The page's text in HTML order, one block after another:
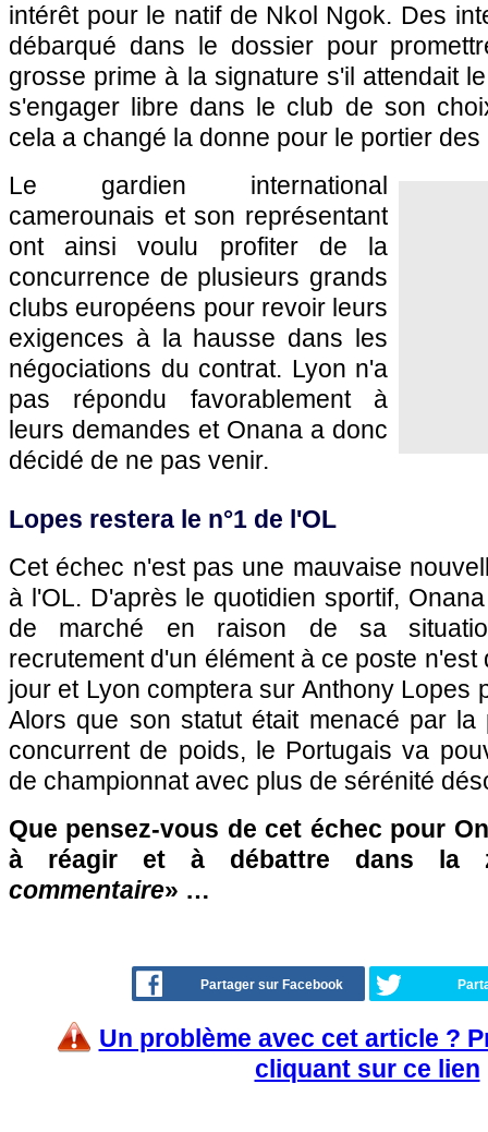
intérêt pour le natif de Nkol Ngok. Des
débarqué dans le dossier pour
grosse prime à la signature s'il attendait
s'engager libre dans le club de son
cela a changé la donne pour le portier
Le gardien international
camerounais et son représentant
ont ainsi voulu profiter de la
concurrence de plusieurs grands
clubs européens pour revoir leurs
exigences à la hausse dans les
négociations du contrat. Lyon n'a
pas répondu favorablement à
leurs demandes et Onana a donc
décidé de ne pas venir.
Lopes restera le n°1 de l'OL
Cet échec n'est pas une mauvaise
à l'OL. D'après le quotidien sportif,
de marché en raison de sa
recrutement d'un élément à ce poste
jour et Lyon comptera sur Anthony Lopes
Alors que son statut était menacé par la
concurrent de poids, le Portugais va
de championnat avec plus de sérénité
Que pensez-vous de cet échec pour
à réagir et à débattre dans la
commentaire» …
Partager sur Facebook
Un problème avec cet article ?
cliquant sur ce lien